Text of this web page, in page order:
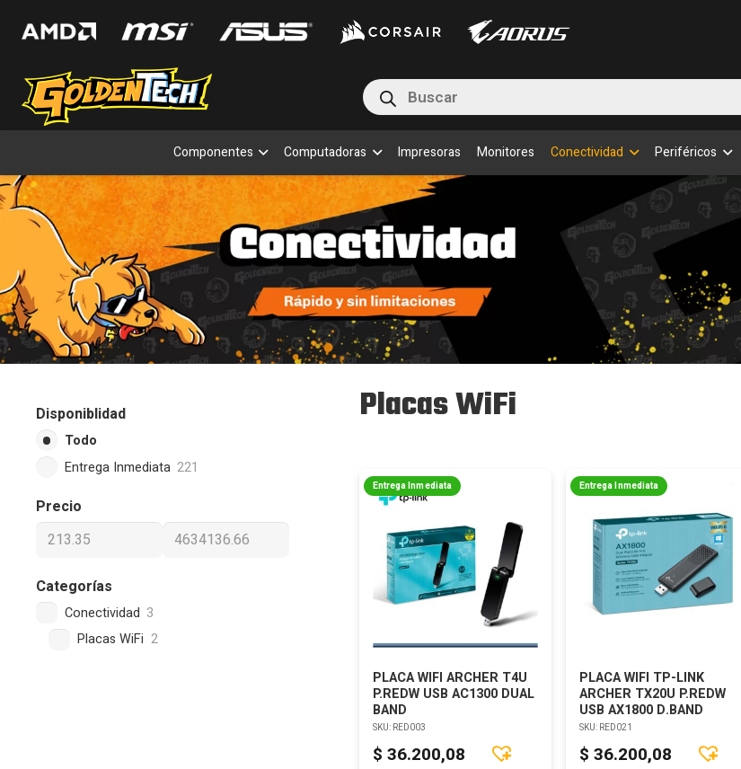
Búsqueda
de
productos
Componentes Computadoras Impresoras Monitores Conectividad Periféricos
Disponiblidad
Todo
Entrega Inmediata 221
Precio
Categorías
Conectividad 3
Placas WiFi 2
Placas WiFi
Entrega Inmediata
PLACA WIFI ARCHER T4U
P.REDW USB AC1300 DUAL
BAND
SKU: RED003
$ 36.200,08
Entrega Inmediata
PLACA WIFI TP-LINK
ARCHER TX20U P.REDW
USB AX1800 D.BAND
SKU: RED021
$ 36.200,08